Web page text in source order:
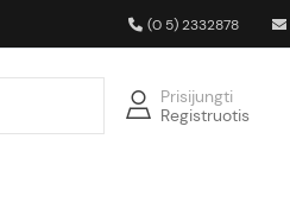
(0 5) 2332878
Prisijungti
Registruotis